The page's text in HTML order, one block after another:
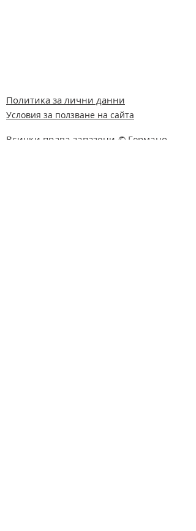
Политика за лични данни
Условия за ползване на сайта
Всички права запазени © Германо-